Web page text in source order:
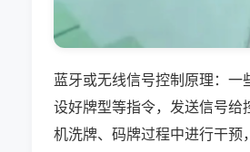
蓝牙或无线信号控制原理：
设好牌型等指令，发送信号
机洗牌、码牌过程中进行干预